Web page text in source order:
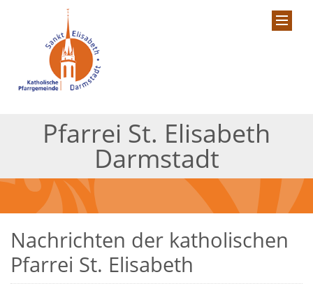
Pfarrei St. Elisabeth
Darmstadt
Nachrichten der katholischen
Pfarrei St. Elisabeth